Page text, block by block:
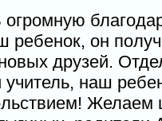
ребенок, он
друзей.
наш